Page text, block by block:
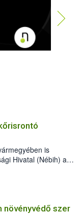
is
Hivatal (Nébih) a
jelenlétét. A
de már fertőzött
a szlovák
érdekében.
növényvédő szer